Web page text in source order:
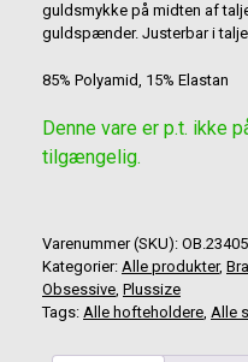
guldsmykke på midten af
guldspænder. Justerbar i
85% Polyamid, 15% Elastan
Denne vare er p.t. ikke
tilgængelig.
Varenummer (SKU):
Kategorier: Alle produkter,
Obsessive, Plussize
Tags: Alle hofteholdere, Alle